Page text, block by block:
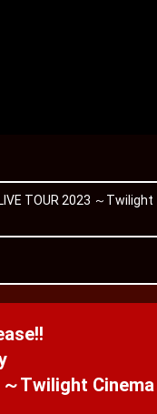
TOUR 2023 ～Twilight
～Twilight